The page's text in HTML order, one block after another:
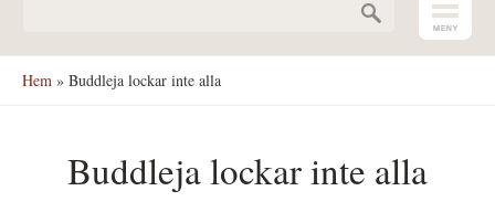
Hem » Buddleja lockar inte alla
Buddleja lockar inte alla